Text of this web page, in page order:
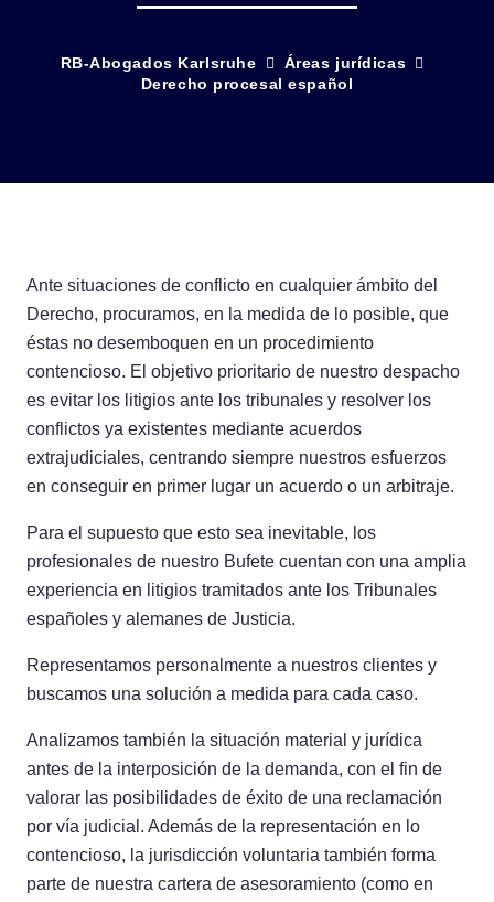
RB-Abogados Karlsruhe
Áreas jurídicas
Derecho procesal español
Ante situaciones de conflicto en cualquier ámbito del
Derecho, procuramos, en la medida de lo posible, que
éstas no desemboquen en un procedimiento
contencioso. El objetivo prioritario de nuestro despacho
es evitar los litigios ante los tribunales y resolver los
conflictos ya existentes mediante acuerdos
extrajudiciales, centrando siempre nuestros esfuerzos
en conseguir en primer lugar un acuerdo o un arbitraje.
Para el supuesto que esto sea inevitable, los
profesionales de nuestro Bufete cuentan con una amplia
experiencia en litigios tramitados ante los Tribunales
españoles y alemanes de Justicia.
Representamos personalmente a nuestros clientes y
buscamos una solución a medida para cada caso.
Analizamos también la situación material y jurídica
antes de la interposición de la demanda, con el fin de
valorar las posibilidades de éxito de una reclamación
por vía judicial. Además de la representación en lo
contencioso, la jurisdicción voluntaria también forma
parte de nuestra cartera de asesoramiento (como en